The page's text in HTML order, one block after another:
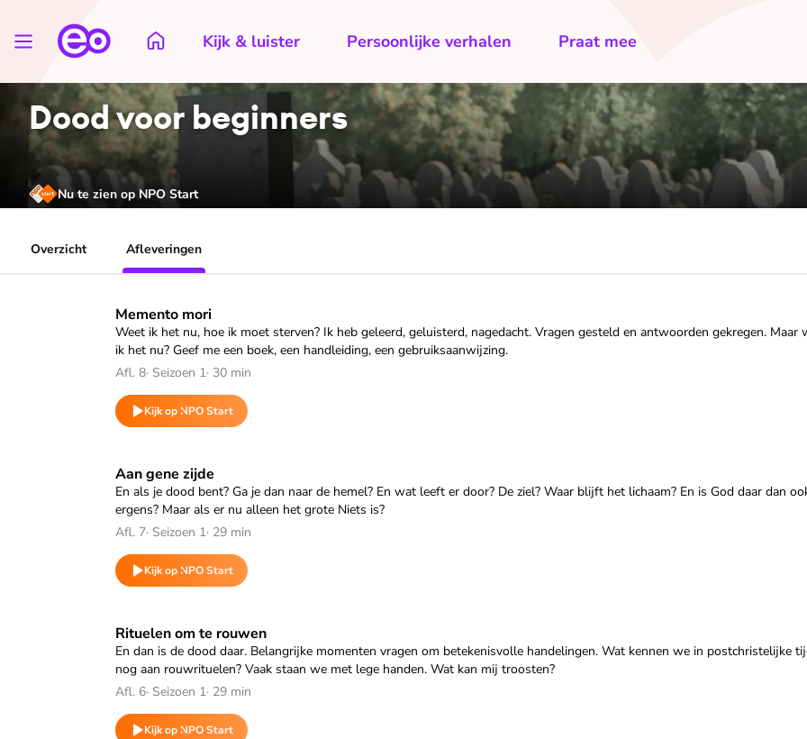
Kijk & luister Persoonlijke verhalen Praat mee
Dood voor beginners
Nu te zien op NPO Start
Overzicht Afleveringen
Memento mori
Weet ik het nu, hoe ik moet sterven? Ik heb geleerd, geluisterd, nagedacht. Vragen gesteld en antwoorden gekregen. Maar
ik het nu? Geef me een boek, een handleiding, een gebruiksaanwijzing.
Afl. 8· Seizoen 1· 30 min
Kijk op NPO Start
Speel "Memento mori" af
Aan gene zijde
En als je dood bent? Ga je dan naar de hemel? En wat leeft er door? De ziel? Waar blijft het lichaam? En is God daar dan
ergens? Maar als er nu alleen het grote Niets is?
Afl. 7· Seizoen 1· 29 min
Kijk op NPO Start
Speel "Aan gene zijde" af
Rituelen om te rouwen
En dan is de dood daar. Belangrijke momenten vragen om betekenisvolle handelingen. Wat kennen we in postchristelijke
nog aan rouwrituelen? Vaak staan we met lege handen. Wat kan mij troosten?
Afl. 6· Seizoen 1· 29 min
Kijk op NPO Start
Speel "Rituelen om te rouwen" af